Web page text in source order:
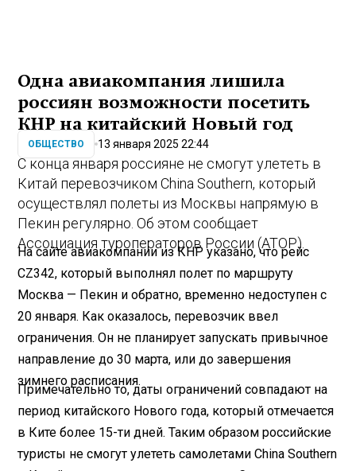
Одна авиакомпания лишила
россиян возможности посетить
КНР на китайский Новый год
ОБЩЕСТВО 13 января 2025 22:44
С конца января россияне не смогут улететь в
Китай перевозчиком China Southern, который
осуществлял полеты из Москвы напрямую в
Пекин регулярно. Об этом сообщает
Ассоциация туроператоров России (АТОР).
На сайте авиакомпании из КНР указано, что рейс
CZ342, который выполнял полет по маршруту
Москва — Пекин и обратно, временно недоступен с
20 января. Как оказалось, перевозчик ввел
ограничения. Он не планирует запускать привычное
направление до 30 марта, или до завершения
зимнего расписания.
Примечательно то, даты ограничений совпадают на
период китайского Нового года, который отмечается
в Ките более 15-ти дней. Таким образом российские
туристы не смогут улететь самолетами China Southern